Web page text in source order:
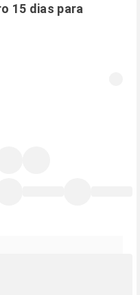
15 dias para